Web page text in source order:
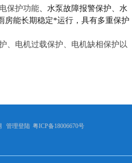
保护功能 、水泵故障报警保护、水
房能长期稳定*运行，具有多重保护
、电机过载保护、电机缺相保护以
管理登陆 粤ICP备18006670号